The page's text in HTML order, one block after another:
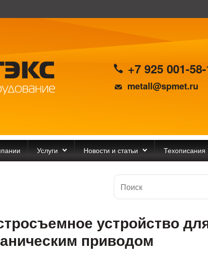
+7 925 001-
metall@spmet.ru
Услуги Новости и статьи Техописания
устройство
приводом